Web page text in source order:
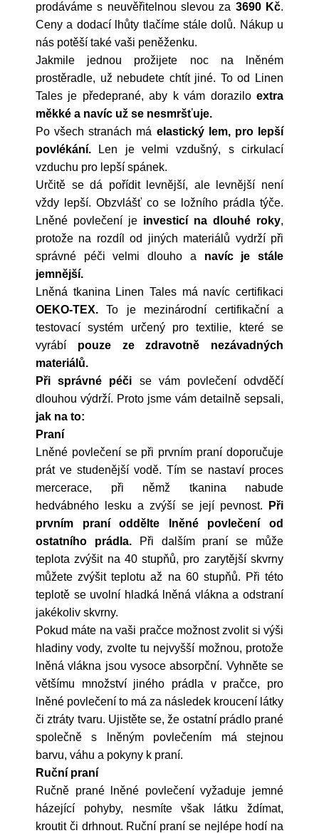
prodáváme s neuvěřitelnou slevou za 3690 Kč.
Ceny a dodací lhůty tlačíme stále dolů. Nákup u
nás potěší také vaši peněženku.
Jakmile jednou prožijete noc na lněném
prostěradle, už nebudete chtít jiné. To od Linen
Tales je předeprané, aby k vám dorazilo extra
měkké a navíc už se nesmršťuje.
Po všech stranách má elastický lem, pro lepší
povlékání. Len je velmi vzdušný, s cirkulací
vzduchu pro lepší spánek.
Určitě se dá pořídit levnější, ale levnější není
vždy lepší. Obzvlášť co se ložního prádla týče.
Lněné povlečení je investicí na dlouhé roky,
protože na rozdíl od jiných materiálů vydrží při
správné péči velmi dlouho a navíc je stále
jemnější.
Lněná tkanina Linen Tales má navíc certifikaci
OEKO-TEX. To je mezinárodní certifikační a
testovací systém určený pro textilie, které se
vyrábí pouze ze zdravotně nezávadných
materiálů.
Při správné péči se vám povlečení odvděčí
dlouhou výdrží. Proto jsme vám detailně sepsali,
jak na to:
Praní
Lněné povlečení se při prvním praní doporučuje
prát ve studenější vodě. Tím se nastaví proces
mercerace, při němž tkanina nabude
hedvábného lesku a zvýší se její pevnost.
Při
prvním praní oddělte lněné povlečení od
ostatního prádla.Při dalším praní se může
teplota zvýšit na 40 stupňů, pro zarytější skvrny
můžete zvýšit teplotu až na 60 stupňů. Při této
teplotě se uvolní hladká lněná vlákna a odstraní
jakékoliv skvrny.
Pokud máte na vaši pračce možnost zvolit si výši
hladiny vody, zvolte tu nejvyšší možnou, protože
lněná vlákna jsou vysoce absorpční. Vyhněte se
většímu množství jiného prádla v pračce, pro
lněné povlečení to má za následek kroucení látky
či ztráty tvaru. Ujistěte se, že ostatní prádlo prané
společně s lněným povlečením má stejnou
barvu, váhu a pokyny k praní.
Ruční praní
Ručně prané lněné povlečení vyžaduje jemné
házející pohyby, nesmíte však látku ždímat,
kroutit či drhnout. Ruční praní se nejlépe hodí na